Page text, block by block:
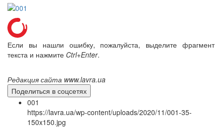
Если вы нашли ошибку, пожалуйста, выделите фрагмент
текста и нажмите Ctrl+Enter.
Редакция сайта www.lavra.ua
Поделиться в соцсетях
001
https://lavra.ua/wp-content/uploads/2020/11/001-35-
150x150.jpg